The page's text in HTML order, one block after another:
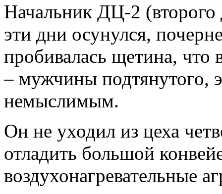
Начальник ДЦ-2 (второго
эти дни осунулся,
пробивалась щетина, что
– мужчины подтянутого,
немыслимым.
Он не уходил из цеха
отладить большой
воздухонагревательные